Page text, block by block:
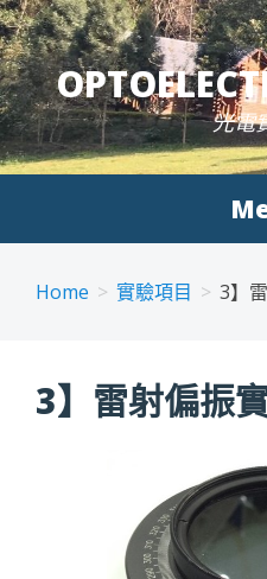
Skip to content
光電
Home 實驗項目 3】
3】雷射偏振